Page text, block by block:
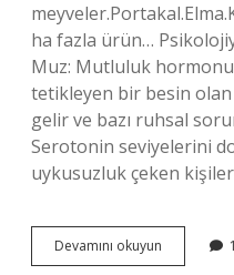
ha fazla ürün…
Muz: Mutluluk
tetikleyen bir besin
gelir ve bazı ruhsal
Serotonin seviyelerini
uykusuzluk çeken
Devamını okuyun
Hangi